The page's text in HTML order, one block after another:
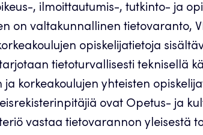
, ilmoittautumis-, tutkinto- ja
on valtakunnallinen tietovaranto,
opiskelijatietoja
tietoturvallisesti teknisellä
korkeakoulujen yhteisten
ovat Opetus- ja
vastaa tietovarannon yleisestä